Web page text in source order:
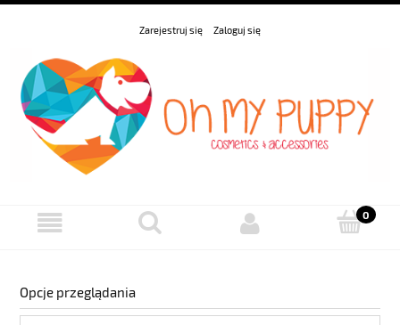
Zarejestruj się Zaloguj się
Opcje przeglądania